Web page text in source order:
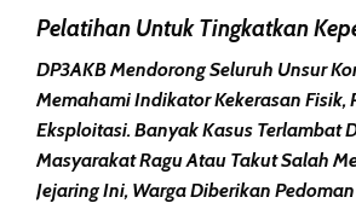
Pelatihan Untuk Tingkatkan
DP3AKB Mendorong Seluruh Unsur
Memahami Indikator Kekerasan Fisik,
Eksploitasi. Banyak Kasus Terlambat
Masyarakat Ragu Atau Takut Salah
Jejaring Ini, Warga Diberikan